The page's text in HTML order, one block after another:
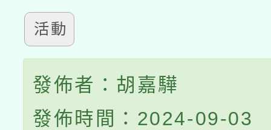
活動
發佈者：胡嘉驊
發佈時間：2024-09-03